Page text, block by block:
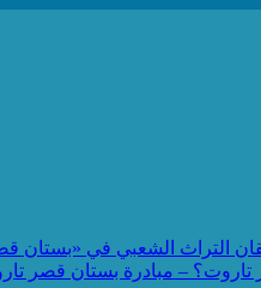
التراث الشعبي في «بستان
– مبادرة بستان قصر